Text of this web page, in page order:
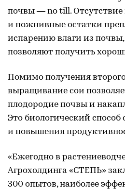
почвы — no till.
и пожнивные остатки
испарению влаги из
позволяют получить
Помимо получения
выращивание сои
плодородие почвы и
Это биологический способ
и повышения
«Ежегодно в
Агрохолдинга «СТЕПЬ»
300 опытов, наиболее